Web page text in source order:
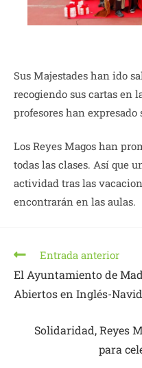
Sus Majestades han ido
recogiendo sus cartas en
profesores han expresado
Los Reyes Magos han
todas las clases. Así que
actividad tras las
encontrarán en las aulas.
Leer
más
artículos
Entrada anterior
El Ayuntamiento de
Abiertos en Inglés-
Solidaridad, Reyes
para